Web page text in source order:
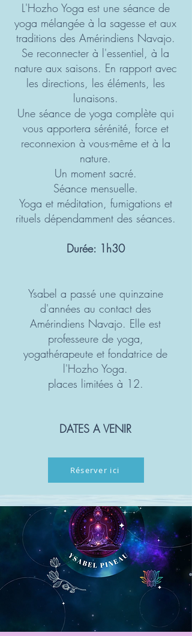
L'Hozho Yoga est une séance de
yoga mélangée à la sagesse et aux
traditions des Amérindiens Navajo.
Se reconnecter à l'essentiel, à la
nature aux saisons. En rapport avec
les directions, les éléments, les
lunaisons.
Une séance de yoga complète qui
vous apportera sérénité, force et
reconnexion à vous-même et à la
nature.
Un moment sacré.
Séance mensuelle.
Yoga et méditation, fumigations et
rituels dépendamment des séances.
Durée: 1h30
Ysabel a passé une quinzaine
d'années au contact des
Amérindiens Navajo. Elle est
professeure de yoga,
yogathérapeute et fondatrice de
l'Hozho Yoga.
places limitées à 12.
DATES A VENIR
Réserver ici